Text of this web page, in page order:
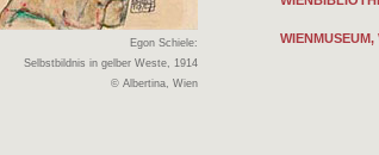
Egon Schiele:
Selbstbildnis in gelber Weste, 1914
© Albertina, Wien
WIENMUSEUM,